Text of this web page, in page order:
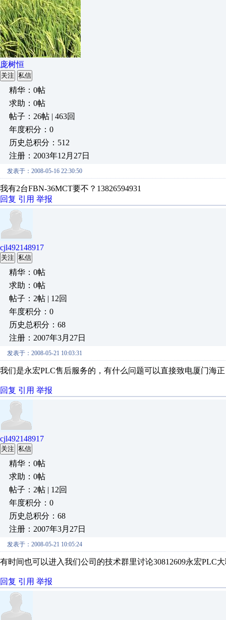
庞树恒
关注 私信
精华：0帖
求助：0帖
帖子：26帖 | 463回
年度积分：0
历史总积分：512
注册：2003年12月27日
发表于：2008-05-16 22:30:50
我有2台FBN-36MCT要不？13826594931
回复 引用 举报
cjl492148917
关注 私信
精华：0帖
求助：0帖
帖子：2帖 | 12回
年度积分：0
历史总积分：68
注册：2007年3月27日
发表于：2008-05-21 10:03:31
我们是永宏PLC售后服务的，有什么问题可以直接致电厦门海
回复 引用 举报
cjl492148917
关注 私信
精华：0帖
求助：0帖
帖子：2帖 | 12回
年度积分：0
历史总积分：68
注册：2007年3月27日
发表于：2008-05-21 10:05:24
有时间也可以进入我们公司的技术群里讨论30812609永宏PLC
回复 引用 举报